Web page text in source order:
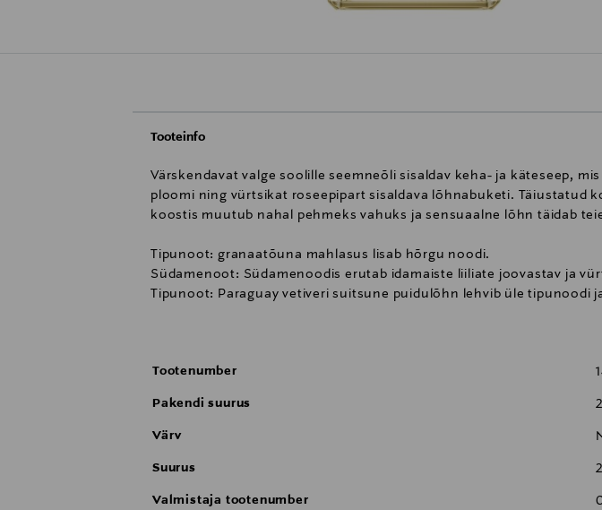
Tooteinfo
Värskendavat valge soolille seemneõli sisaldav keha- ja käteseep,
ploomi ning vürtsikat roseepipart sisaldava lõhnabuketi. Täiustatud
koostis muutub nahal pehmeks vahuks ja sensuaalne lõhn täidab
Tipunoot: granaatõuna mahlasus lisab hõrgu noodi.
Südamenoot: Südamenoodis erutab idamaiste liiliate joovastav ja
Tipunoot: Paraguay vetiveri suitsune puidulõhn lehvib üle tipunoodi
Saad luua oma Jo Malone London lõhnabuketi, kombineerides
kehakreemidega. Lõhn ei pea tingimata olema sama, vaid saad
Värske nagu hommikuste kastepiiskadega kaetud muru.
lõhnapaari, kus värsked tsitruselised segunevad mahlaste
Tootenumber
Pakendi suurus
Värv
Suurus
Valmistaja tootenumber